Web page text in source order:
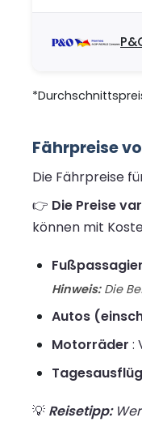
Fährpreise
Die Fährpreise
👉 Die Preise
können mit
Hinweis:Die
Autos
Motorräder :
💡 Reisetipp: